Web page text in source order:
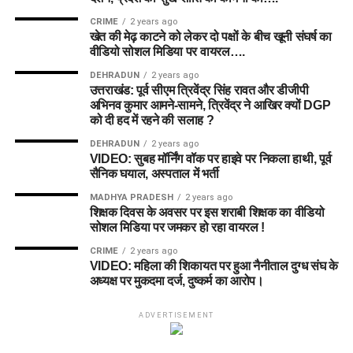
ओवर्स करने वाले ऑलराउंडर्स
शामिल हैं।
Team 2: Grand League (GL)
Winning Combination
Wicket-keeper:Tom Banton
Batters:James Vince, Ashton Turner, Rovman
Powell
Bowlers:Trent Boult (VC), Lockie Ferguson, Luke
Katie George(ऑलराउंडर)
Josie Groves(गेंदबाज)
Alana King(लेग-स्पिनर)
Kirstie Gordon(स्पिनर)
Natasha Wraith(विकटकीपर)
6. टॉप फैंटेसी पिक्स और मस्ट-हैव प्लेयर्स
(Must-Have Players for
1. Hayley Matthews (ML-W)
गेंदबाजी
पहली पारी औसत स्कोर
155 रन
BPH vs SUL Weather Report
Edgbaston में मौसम क्रिकेट के लिए अनुकूल रहने की उम्मीद है।
तापमान
साफ और धूप वाला
बहुत कम
पूरा मुकाबला बिना किसी रुकावट के खेले जाने की संभावना है।
BPH vs SUL Toss Prediction
CRIME 2 years ago
खेत की मेढ़ काटने को लेकर दो पक्षों के बीच खूनी संघर्ष का
वीडियो सोशल मिडिया पर वायरल….
DEHRADUN 2 years ago
उत्तराखंड: पूर्व सीएम त्रिवेंद्र सिंह रावत और डीजीपी
अभिनव कुमार आमने-सामने, त्रिवेंद्र ने आखिर क्यों DGP
को दी हद में रहने की सलाह ?
DEHRADUN 2 years ago
VIDEO: सुबह मॉर्निंग वॉक पर हाइवे पर निकला हाथी, पूर्व
सैनिक घयाल, अस्पताल में भर्ती
MADHYA PRADESH 2 years ago
शिक्षक दिवस के अवसर पर इस शराबी शिक्षक का वीडियो
सोशल मिडिया पर जमकर हो रहा वायरल !
CRIME 2 years ago
VIDEO: महिला की शिकायत पर हुआ नैनीताल दुग्ध संघ के
अध्यक्ष पर मुकदमा दर्ज, दुष्कर्म का आरोप।
ADVERTISEMENT